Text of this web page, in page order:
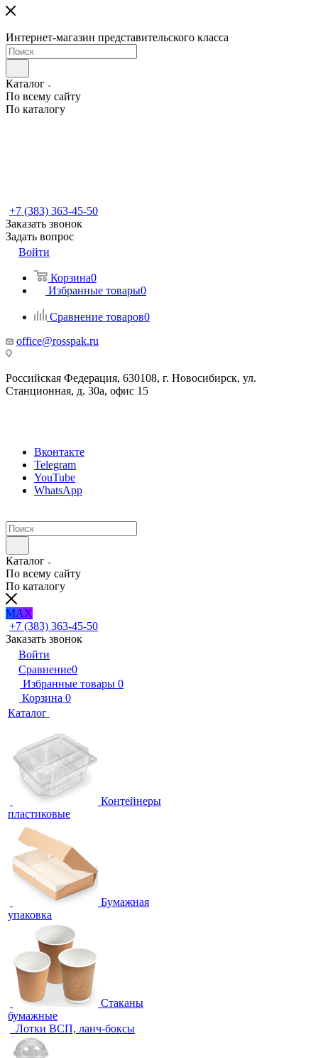
Интернет-магазин представительского класса
Каталог
По всему сайту
По каталогу
+7 (383) 363-45-50
Заказать звонок
Задать вопрос
Войти
Корзина0
Избранные товары0
Сравнение товаров0
office@rosspak.ru
Российская Федерация, 630108, г. Новосибирск, ул.
Станционная, д. 30а, офис 15
Вконтакте
Telegram
YouTube
WhatsApp
Каталог
По всему сайту
По каталогу
MAX
+7 (383) 363-45-50
Заказать звонок
Войти
Сравнение0
Избранные товары 0
Корзина 0
Каталог
Контейнеры
пластиковые
Бумажная
упаковка
Стаканы
бумажные
Лотки ВСП, ланч-боксы